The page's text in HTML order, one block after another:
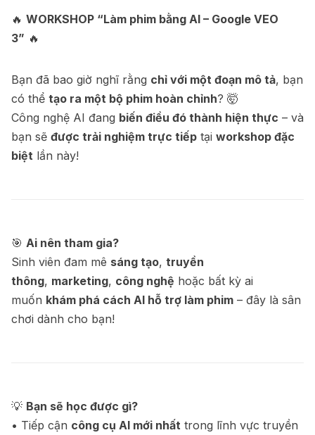
🔥 WORKSHOP “Làm phim bằng AI – Google VEO
3” 🔥
Bạn đã bao giờ nghĩ rằng chỉ với một đoạn mô tả, bạn
có thể tạo ra một bộ phim hoàn chỉnh? 🤯
Công nghệ AI đang biến điều đó thành hiện thực – và
bạn sẽ được trải nghiệm trực tiếp tại workshop đặc
biệt lần này!
🎯 Ai nên tham gia?
Sinh viên đam mê sáng tạo, truyền
thông, marketing, công nghệ hoặc bất kỳ ai
muốn khám phá cách AI hỗ trợ làm phim – đây là sân
chơi dành cho bạn!
💡 Bạn sẽ học được gì?
• Tiếp cận công cụ AI mới nhất trong lĩnh vực truyền